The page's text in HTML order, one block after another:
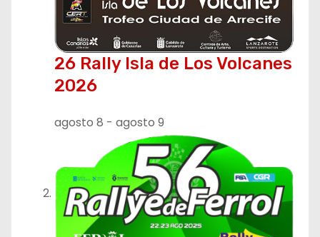
26 Rally Isla de Los Volcanes
2026
agosto 8 - agosto 9